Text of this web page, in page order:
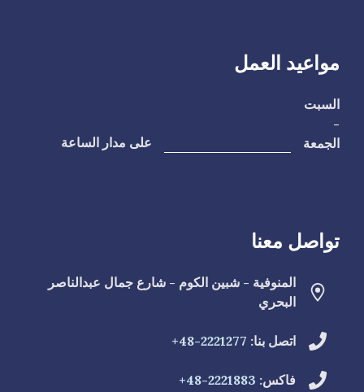
مواعيد العمل
السبت
-
الجمعة
على مدار الساعة
تواصل معنا
المنوفية - شبين الكوم - شارع جمال عبدالناصر
البحري
اتصل بنا: 2221277-48+
فاكس: 2221883-48+